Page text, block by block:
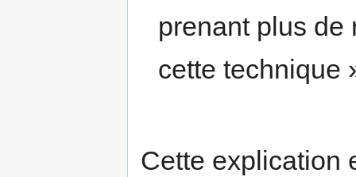
prenant plus de
cette technique
Cette explication